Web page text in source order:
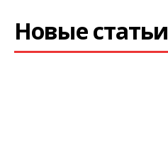
Новые статьи